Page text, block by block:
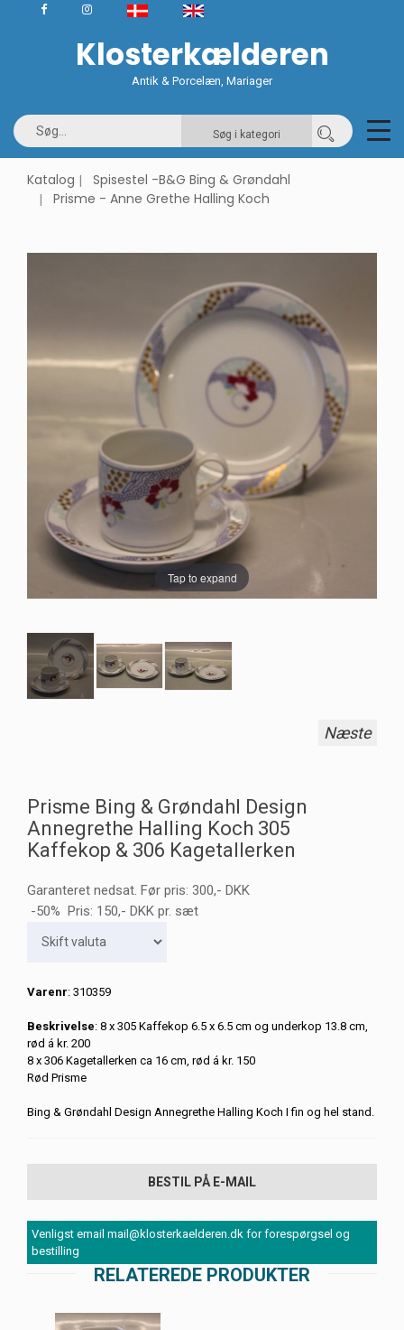
Klosterkælderen
Antik & Porcelæn, Mariager
Søg i kategori
Katalog
Spisestel -B&G Bing & Grøndahl
Prisme - Anne Grethe Halling Koch
Tap to expand
Næste
Prisme Bing & Grøndahl Design
Annegrethe Halling Koch 305
Kaffekop & 306 Kagetallerken
Garanteret nedsat. Før pris: 300,- DKK
-50% Pris: 150,- DKK pr. sæt
Varenr: 310359
Beskrivelse: 8 x 305 Kaffekop 6.5 x 6.5 cm og underkop 13.8 cm,
rød á kr. 200
8 x 306 Kagetallerken ca 16 cm, rød á kr. 150
Rød Prisme
Bing & Grøndahl Design Annegrethe Halling Koch I fin og hel stand.
BESTIL PÅ E-MAIL
Venligst email mail@klosterkaelderen.dk for forespørgsel og
bestilling
RELATEREDE PRODUKTER